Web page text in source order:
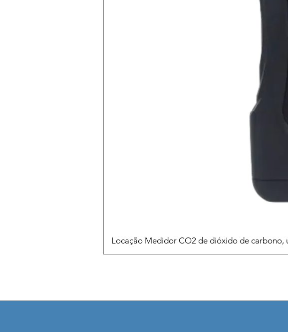
Locação Medidor CO2 de dióxido de carbono,